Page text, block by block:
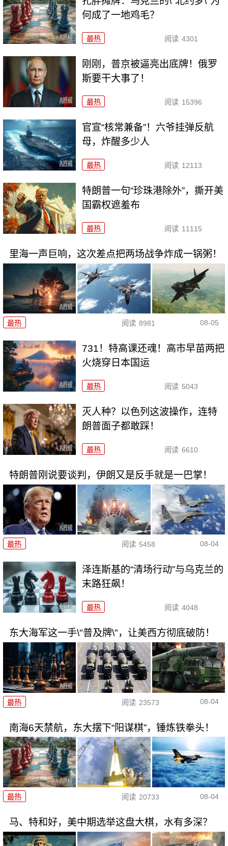
何成了一地鸡毛？
最热 阅读 4301
刚刚，普京被逼亮出底牌！俄罗
斯要干大事了！
最热 阅读 15396
官宣“核常兼备”！六爷挂弹反航
母，炸醒多少人
最热 阅读 12113
特朗普一句“珍珠港除外”，撕开美
国霸权遮羞布
最热 阅读 11115
里海一声巨响，这次差点把两场战争炸成一锅粥！
最热 阅读 8981 08-05
731！特高课还魂！高市早苗两把
火烧穿日本国运
最热 阅读 5043
灭人种？以色列这波操作，连特
朗普面子都敢踩！
最热 阅读 6610
特朗普刚说要谈判，伊朗又是反手就是一巴掌！
最热 阅读 5458 08-04
泽连斯基的“清场行动”与乌克兰的
末路狂飙！
最热 阅读 4048
东大海军这一手\"普及牌\"，让美西方彻底破防！
最热 阅读 23573 08-04
南海6天禁航，东大摆下“阳谋棋”，锤炼铁拳头！
最热 阅读 20733 08-04
马、特和好，美中期选举这盘大棋，水有多深？